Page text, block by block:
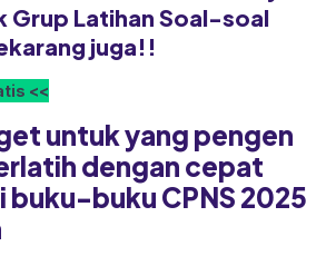
Grup Latihan Soal-soal
juga!!
<<
untuk yang pengen
dengan cepat
buku-buku CPNS 2025